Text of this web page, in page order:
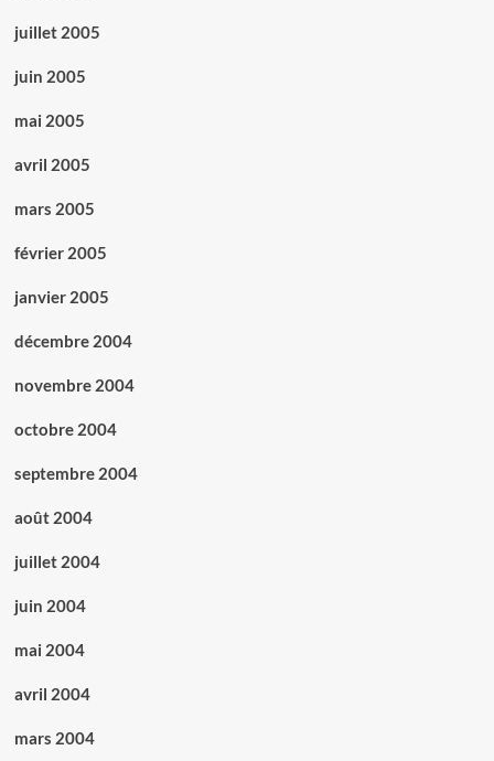
juillet 2005
juin 2005
mai 2005
avril 2005
mars 2005
février 2005
janvier 2005
décembre 2004
novembre 2004
octobre 2004
septembre 2004
août 2004
juillet 2004
juin 2004
mai 2004
avril 2004
mars 2004